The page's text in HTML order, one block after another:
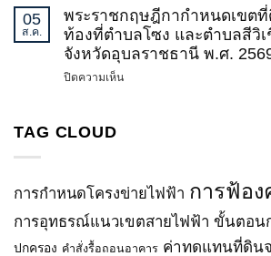
โวลต์
ชายแดน
(บริเวณ
น่าน)
และ
ที่
เรื่อง
กำหนด
เขต
บางละมุง
–
ปลวกแดง
ราช
กฤษฎีกา
ที่ดิน
ที่
ตำบล
พะตง
05
ส.ค.
พระราชกฤษฎีกากำหนดเขต
ท้องที่ตำบลโซง และตำบลสีวิ
จังหวัดอุบลราชธานี พ.ศ.
ปิดความเห็นบน
ที่
จะ
ใน
TAG CLOUD
การกำหนดโครงข่ายไฟฟ้า การฟ้อ
การอุทธรณ์แนวเขตสายไฟฟ้า ขั้นตอน
ปกครอง คำสั่งรื้อถอนอาคาร ค่าทดแทนที่ดิน